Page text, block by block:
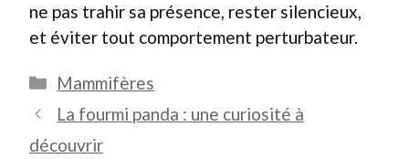
ne pas trahir sa présence, rester silencieux,
et éviter tout comportement perturbateur.
Catégories
Mammifères
La fourmi panda : une curiosité à
découvrir